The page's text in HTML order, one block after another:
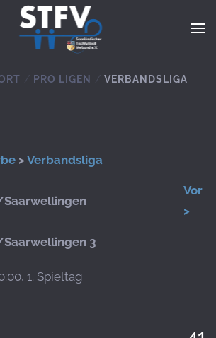
springen
PRO LIGEN
VERBANDSLIGA
>Verbandsliga
3
Vor
>
1. Spieltag